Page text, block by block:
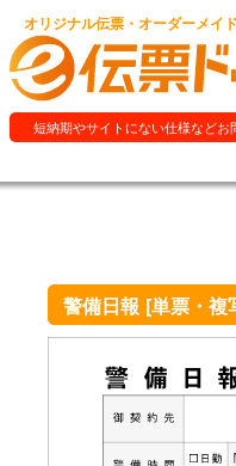
オリジナル伝票・オーダーメイ
短納期やサイトにない仕様などお
警備日報 [単票・